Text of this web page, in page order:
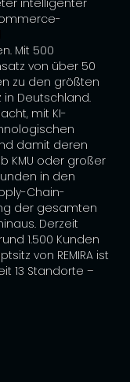
intelligenter
Mit 500
von über 50
zu den größten
Deutschland.
mit KI-
damit deren
KMU oder großer
in den
Chain-
der gesamten
Derzeit
1.500 Kunden
von REMIRA ist
13 Standorte –